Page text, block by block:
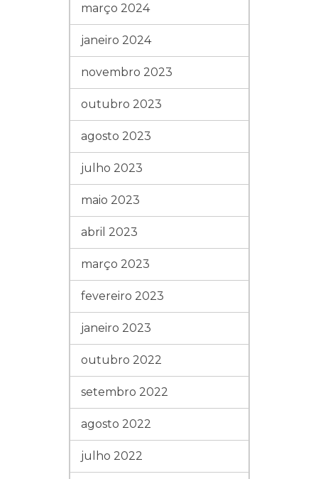
março 2024
janeiro 2024
novembro 2023
outubro 2023
agosto 2023
julho 2023
maio 2023
abril 2023
março 2023
fevereiro 2023
janeiro 2023
outubro 2022
setembro 2022
agosto 2022
julho 2022